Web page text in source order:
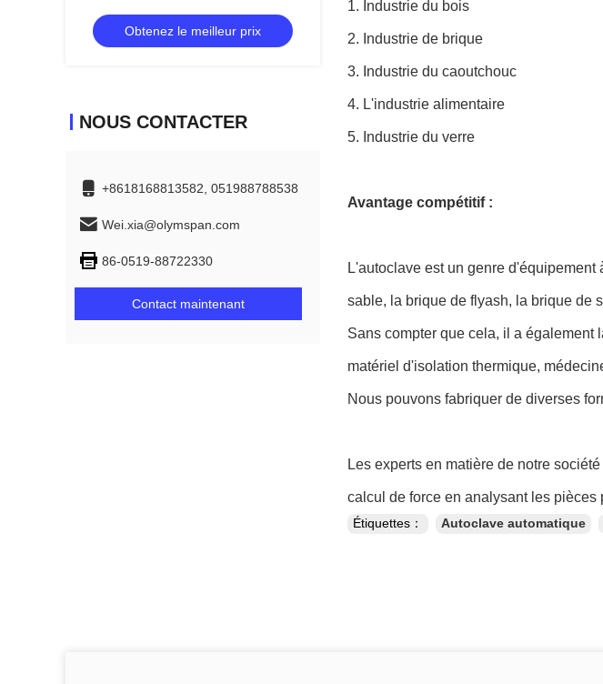
contrôle automatique et la haute
pressionObtenez le meilleur prix
NOUS CONTACTER
+8618168813582, 051988788538
Wei.xia@olymspan.com
86-0519-88722330
Contact maintenant
1. Industrie du bois
2. Industrie de brique
3. Industrie du caoutchouc
4. L'industrie alimentaire
5. Industrie du verre
Avantage compétitif :
L'autoclave est un genre
sable, la brique de flyash, la brique de
Sans compter que cela, il a également
matériel d'isolation thermique,
Nous pouvons fabriquer de diverses
Les experts en matière de notre
calcul de force en analysant les
Étiquettes： Autoclave automatique